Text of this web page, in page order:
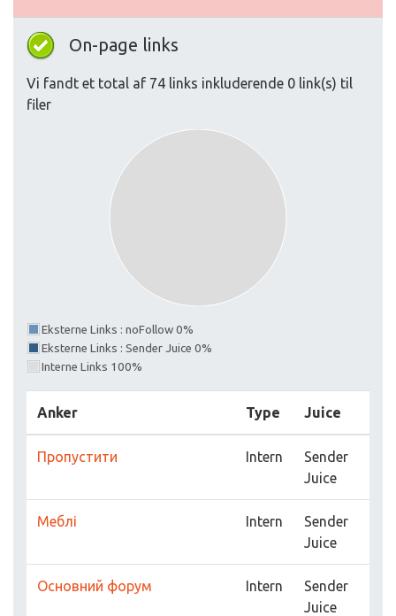
On-page links
Vi fandt et total af 74 links inkluderende 0 link(s) til
filer
Eksterne Links : noFollow 0%
Eksterne Links : Sender Juice 0%
Interne Links 100%
Anker Type Juice
Пропустити Intern
Sender
Juice
Меблі Intern
Sender
Juice
Основний форум Intern
Sender
Juice